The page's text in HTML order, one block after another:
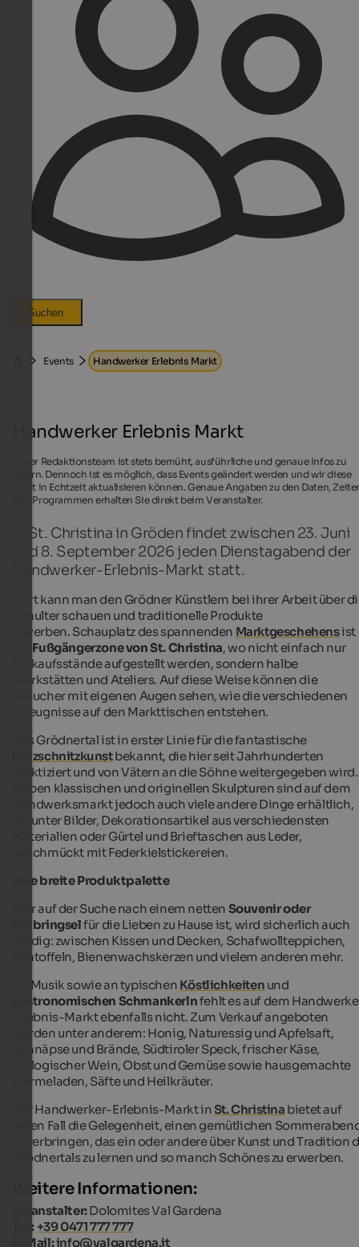
Suchen
Events Handwerker Erlebnis Markt
Handwerker Erlebnis Markt
Unser Redaktionsteam ist stets bemüht, ausführliche und genaue Infos zu
liefern. Dennoch ist es möglich, dass Events geändert werden und wir diese
nicht in Echtzeit aktualisieren können. Genaue Angaben zu den Daten,
und Programmen erhalten Sie direkt beim Veranstalter.
In St. Christina in Gröden findet zwischen 23. Juni
und 8. September 2026 jeden Dienstagabend der
Handwerker-Erlebnis-Markt statt.
Dort kann man den Grödner Künstlern bei ihrer Arbeit über
Schulter schauen und traditionelle Produkte
erwerben. Schauplatz des spannenden Marktgeschehensist
Fußgängerzone von St. Christina, wo nicht einfach nur
Verkaufsstände aufgestellt werden, sondern halbe
Werkstätten und Ateliers. Auf diese Weise können die
Besucher mit eigenen Augen sehen, wie die verschiedenen
Erzeugnisse auf den Markttischen entstehen.
Das Grödnertal ist in erster Linie für die fantastische
Holzschnitzkunstbekannt, die hier seit Jahrhunderten
praktiziert und von Vätern an die Söhne weitergegeben wird.
Neben klassischen und originellen Skulpturen sind auf dem
Handwerksmarkt jedoch auch viele andere Dinge erhältlich,
darunter Bilder, Dekorationsartikel aus verschiedensten
Materialien oder Gürtel und Brieftaschen aus Leder,
geschmückt mit Federkielstickereien.
Eine breite Produktpalette
Wer auf der Suche nach einem netten Souvenir oder
Mitbringselfür die Lieben zu Hause ist, wird sicherlich auch
fündig: zwischen Kissen und Decken, Schafwollteppichen,
Pantoffeln, Bienenwachskerzen und vielem anderen mehr.
An Musik sowie an typischen Köstlichkeiten und
gastronomischen Schmankerlnfehlt es auf dem
Erlebnis-Markt ebenfalls nicht. Zum Verkauf angeboten
werden unter anderem: Honig, Naturessig und Apfelsaft,
Schnäpse und Brände, Südtiroler Speck, frischer Käse,
biologischer Wein, Obst und Gemüse sowie hausgemachte
Marmeladen, Säfte und Heilkräuter.
Der Handwerker-Erlebnis-Markt inSt. Christina bietet auf
jeden Fall die Gelegenheit, einen gemütlichen
zu verbringen, das ein oder andere über Kunst und Tradition
Grödnertals zu lernen und so manch Schönes zu erwerben.
Weitere Informationen:
Veranstalter:Dolomites Val Gardena
Tel.: +39 0471 777 777
E-Mail:info@valgardena.it